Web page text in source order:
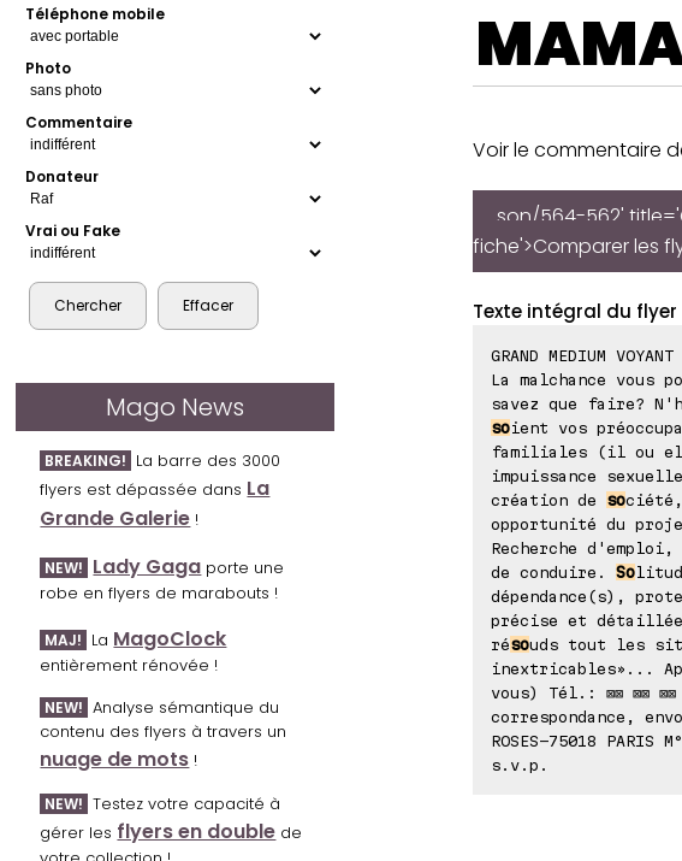
Téléphone mobile
Photo
Commentaire
Donateur
Vrai ou Fake
Mago News
BREAKING! La barre des 3000
flyers est dépassée dans La
Grande Galerie !
NEW! Lady Gaga porte une
robe en flyers de marabouts !
MAJ! La MagoClock
entièrement rénovée !
NEW! Analyse sémantique du
contenu des flyers à travers un
nuage de mots !
NEW! Testez votre capacité à
gérer les flyers en double de
Voir le commentaire
son/564-562'
fiche'>Comparer les
Texte intégral du flyer
GRAND MEDIUM
La malchance vous
savez que faire?
soient vos
familiales (il ou
impuissance
création de
so
opportunité du
Recherche
de conduire. So
dépendance(s),
précise et détaillée
résouds tout les
inextricables»...
vous) Tél.: ⊠⊠ ⊠⊠
correspondance,
ROSES-75018
s.v.p.